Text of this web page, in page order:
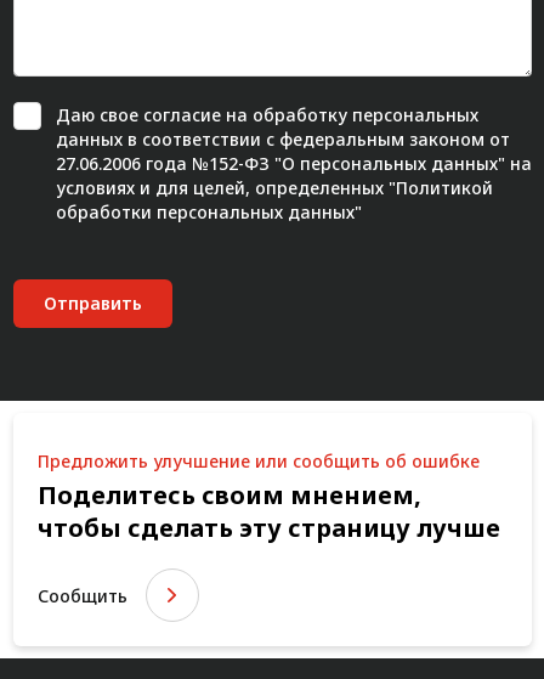
Даю свое согласиена обработку персональных
данных в соответствии с федеральным законом от
27.06.2006 года №152-ФЗ "О персональных данных" на
условиях и для целей, определенных "Политикой
обработки персональных данных"
Отправить
Предложить улучшение или сообщить об ошибке
Поделитесь своим мнением,
чтобы сделать эту страницу лучше
Сообщить